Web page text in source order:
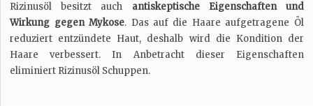
Rizinusöl besitzt auch antiskeptische Eigenschaften und
Wirkung gegen Mykose. Das auf die Haare aufgetragene Öl
reduziert entzündete Haut, deshalb wird die Kondition der
Haare verbessert. In Anbetracht dieser Eigenschaften
eliminiert Rizinusöl Schuppen.